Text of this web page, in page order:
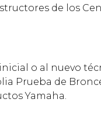
de los
o al nuevo
Prueba de
Yamaha.